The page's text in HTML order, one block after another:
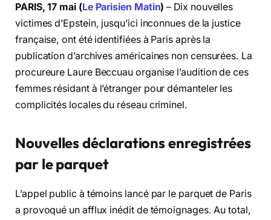
PARIS, 17 mai (Le Parisien Matin) – Dix nouvelles
victimes d’Epstein, jusqu’ici inconnues de la justice
française, ont été identifiées à Paris après la
publication d’archives américaines non censurées. La
procureure Laure Beccuau organise l’audition de ces
femmes résidant à l’étranger pour démanteler les
complicités locales du réseau criminel.
Nouvelles déclarations enregistrées
par le parquet
L’appel public à témoins lancé par le parquet de Paris
a provoqué un afflux inédit de témoignages. Au total,